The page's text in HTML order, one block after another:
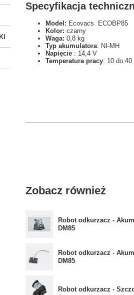
Specyfikacja
Model: Ecovacs ECOBP85
Kolor: czarny
Waga: 0,8 kg
Typ akumulatora: NI-MH
Napięcie : 14,4 V
Temperatura pracy: 10 do
Zobacz również
Robot odkurzacz -
DM85
Robot odkurzacz -
DM85
Robot odkurzacz -